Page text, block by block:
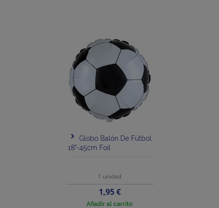
Globo Balón De Fútbol
18"-45cm Foil
1 unidad
Precio
1,95 €
Añadir al carrito